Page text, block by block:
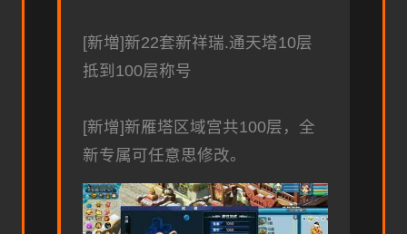
[新増]新22套新祥瑞.通天塔10层
抵到100层称号
[新增]新雁塔区域宫共100层，全
新专属可任意思修改。